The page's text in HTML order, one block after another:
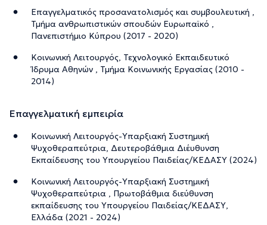
Επαγγελματικός προσανατολισμός και συμβουλευτική ,
Τμήμα ανθρωπιστικών σπουδών Ευρωπαϊκό ,
Πανεπιστήμιο Κύπρου (2017 - 2020)
Κοινωνική Λειτουργός, Τεχνολογικό Εκπαιδευτικό
Ίδρυμα Αθηνών , Τμήμα Κοινωνικής Εργασίας (2010 -
2014)
Επαγγελματική εμπειρία
Κοινωνική Λειτουργός-Υπαρξιακή Συστημική
Ψυχοθεραπεύτρια, Δευτεροβάθμια Διέυθυνση
Εκπαίδευσης του Υπουργείου Παιδείας/ΚΕΔΑΣΥ (2024)
Κοινωνική Λειτουργός-Υπαρξιακή Συστημική
Ψυχοθεραπεύτρια , Πρωτοβάθμια διεύθυνση
εκπαίδευσης του Υπουργείου Παιδείας/ΚΕΔΑΣΥ,
Ελλάδα (2021 - 2024)